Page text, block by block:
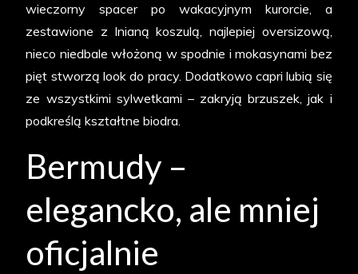
wieczorny spacer po wakacyjnym kurorcie, a
zestawione z lnianą koszulą, najlepiej oversizową,
nieco niedbale włożoną w spodnie i mokasynami bez
pięt stworzą look do pracy. Dodatkowo capri lubią się
ze wszystkimi sylwetkami – zakryją brzuszek, jak i
podkreślą kształtne biodra.
Bermudy –
elegancko, ale mniej
oficjalnie